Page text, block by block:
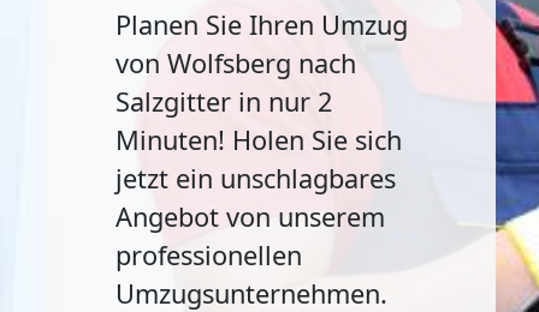
Planen Sie Ihren Umzug
von Wolfsberg nach
Salzgitter in nur 2
Minuten! Holen Sie sich
jetzt ein unschlagbares
Angebot von unserem
professionellen
Umzugsunternehmen.